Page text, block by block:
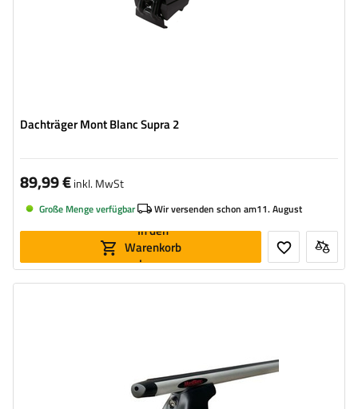
Dachträger Mont Blanc Supra 2
89,99 €inkl. MwSt
Große Menge verfügbar Wir versenden schon am11. August
In den
Warenkorb
legen